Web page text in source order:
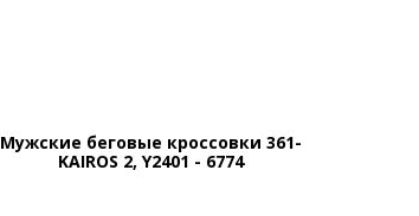
Мужские беговые кроссовки 361-
KAIROS 2, Y2401 - 6774